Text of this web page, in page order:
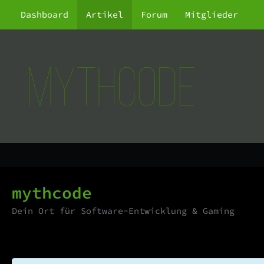
Dashboard Artikel Forum Mitglieder
mythcode
Dein Ort für Software-Entwicklung & Gaming